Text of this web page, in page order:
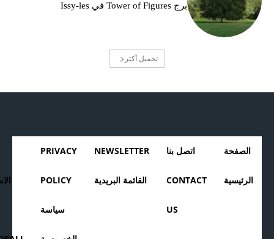
برج Tower of Figures في Issy-les
تحميل أكثر
الصفحة
الرئيسية
اتصل بنا
CONTACT
US
NEWSLETTER
القائمة البريدية
PRIVACY
POLICY
سياسة